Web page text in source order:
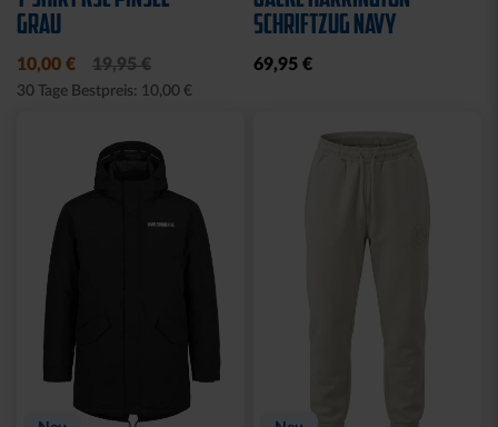
GRAU
10,00 € 19,95 €
30 Tage Bestpreis: 10,00 €
SCHRIFTZUG NAVY
69,95 €